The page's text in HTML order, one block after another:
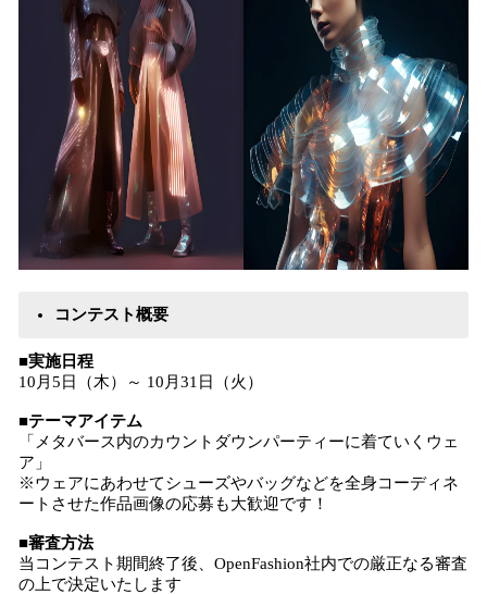
コンテスト概要
■実施日程
10月5日（木）～ 10月31日（火）
■テーマアイテム
「メタバース内のカウントダウンパーティーに着ていくウェ
ア」
※ウェアにあわせてシューズやバッグなどを全身コーディネ
ートさせた作品画像の応募も大歓迎です！
■審査方法
当コンテスト期間終了後、OpenFashion社内での厳正なる審査
の上で決定いたします